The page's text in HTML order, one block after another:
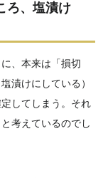
ろ、塩漬け
、本来は「損切
漬けにしている）
してしまう。それ
考えているのでし